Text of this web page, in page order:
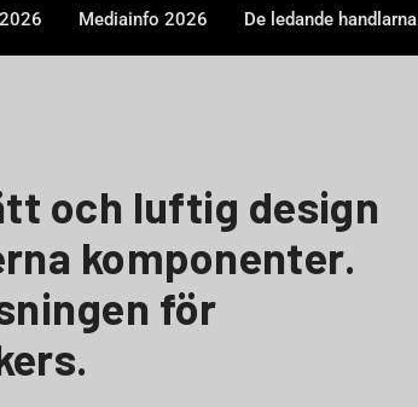
Mediainfo 2026 De ledande handlarna
och luftig design
komponenter.
för